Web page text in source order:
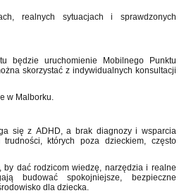
realnych sytuacjach i sprawdzonych
będzie uruchomienie Mobilnego Punktu
skorzystać z indywidualnych konsultacji
w Malborku.
się z ADHD, a brak diagnozy i wsparcia
których poza dzieckiem, często
by dać rodzicom wiedzę, narzędzia i realne
budować spokojniejsze, bezpieczne
dla dziecka.